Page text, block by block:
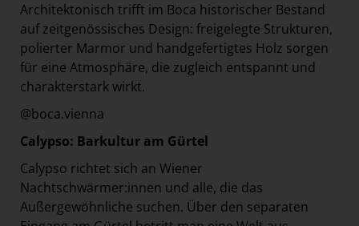
Architektonisch trifft im Boca historischer Bestand
auf zeitgenössisches Design: freigelegte Strukturen,
polierter Marmor und handgefertigtes Holz sorgen
für eine Atmosphäre, die zugleich entspannt und
charakterstark wirkt.
@boca.vienna
Calypso: Barkultur am Gürtel
Calypso richtet sich an Wiener
Nachtschwärmer:innen und alle, die das
Außergewöhnliche suchen. Über den separaten